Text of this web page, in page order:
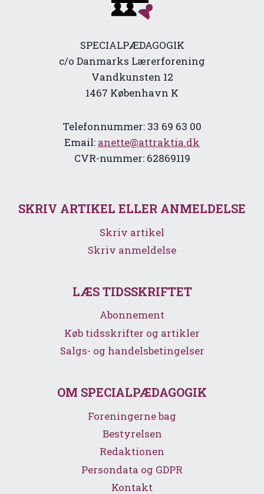
SPECIALPÆDAGOGIK
c/o Danmarks Lærerforening
Vandkunsten 12
1467 København K
Telefonnummer: 33 69 63 00
Email: anette@attraktia.dk
CVR-nummer: 62869119
SKRIV ARTIKEL ELLER ANMELDELSE
Skriv artikel
Skriv anmeldelse
LÆS TIDSSKRIFTET
Abonnement
Køb tidsskrifter og artikler
Salgs- og handelsbetingelser
OM SPECIALPÆDAGOGIK
Foreningerne bag
Bestyrelsen
Redaktionen
Persondata og GDPR
Kontakt